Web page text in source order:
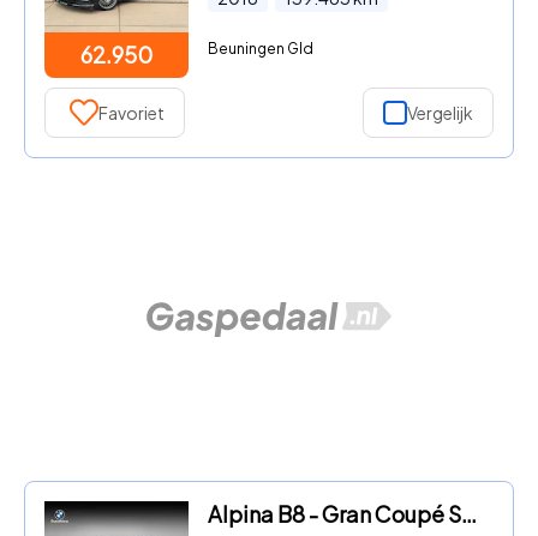
62.950 Beuningen Gld
Favoriet Vergelijk
Alpina B8 - Gran Coupé SWITCH-TRONIC Allrad - Pure Metal Silve